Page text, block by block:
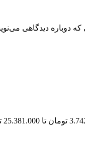
که دوباره دیدگاهی